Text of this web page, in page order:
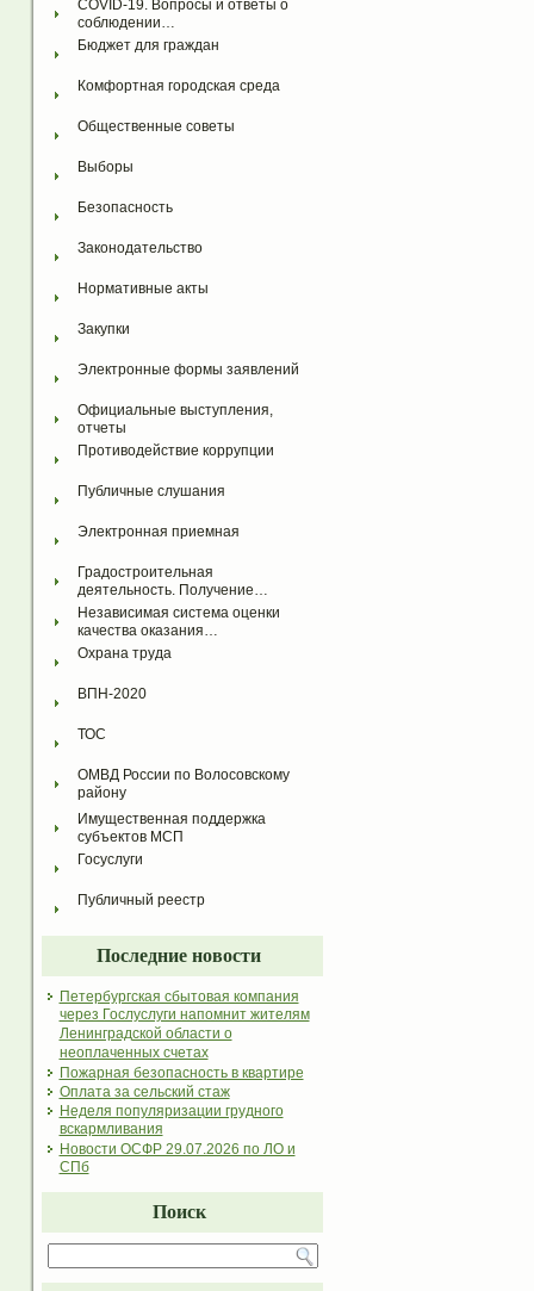
COVID-19. Вопросы и ответы о
соблюдении…
Бюджет для граждан
Комфортная городская среда
Общественные советы
Выборы
Безопасность
Законодательство
Нормативные акты
Закупки
Электронные формы заявлений
Официальные выступления,
отчеты
Противодействие коррупции
Публичные слушания
Электронная приемная
Градостроительная
деятельность. Получение…
Независимая система оценки
качества оказания…
Охрана труда
ВПН-2020
ТОС
ОМВД России по Волосовскому
району
Имущественная поддержка
субъектов МСП
Госуслуги
Публичный реестр
Последние новости
Петербургская сбытовая компания
через Гослуслуги напомнит жителям
Ленинградской области о
неоплаченных счетах
Пожарная безопасность в квартире
Оплата за сельский стаж
Неделя популяризации грудного
вскармливания
Новости ОСФР 29.07.2026 по ЛО и
СПб
Поиск